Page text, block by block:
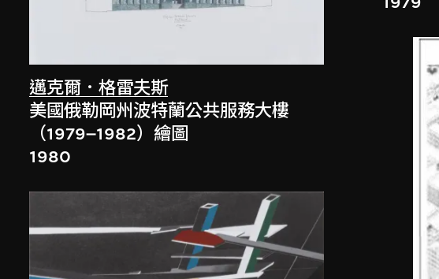
邁克爾．格雷夫斯
美國俄勒岡州波特蘭公共服務大樓
（1979–1982）繪圖
1980